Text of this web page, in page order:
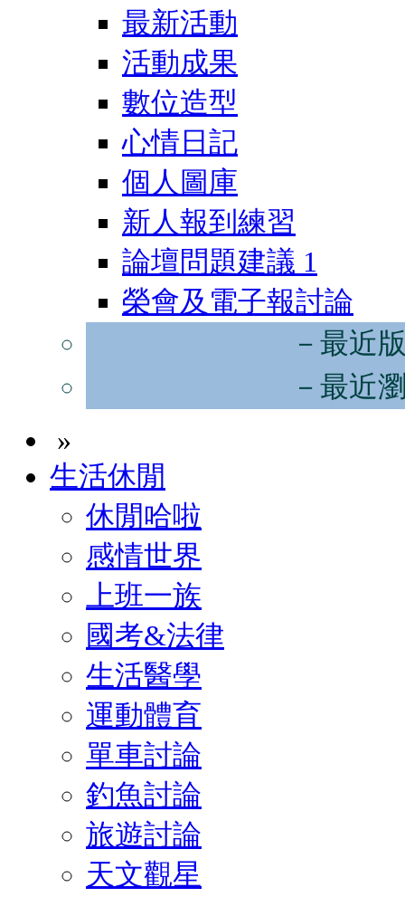
最新活動
活動成果
數位造型
心情日記
個人圖庫
新人報到練習
論壇問題建議 1
榮會及電子報討論
－最近
－最近
»
生活休閒
休閒哈啦
感情世界
上班一族
國考&法律
生活醫學
運動體育
單車討論
釣魚討論
旅遊討論
天文觀星